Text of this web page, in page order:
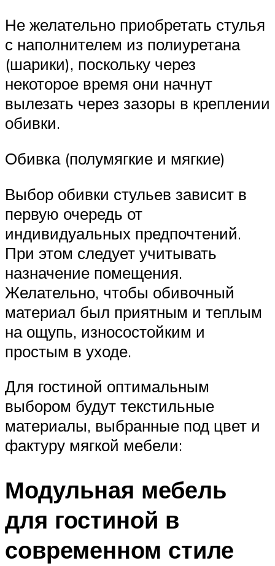
Не желательно приобретать стулья
с наполнителем из полиуретана
(шарики), поскольку через
некоторое время они начнут
вылезать через зазоры в креплении
обивки.
Обивка (полумягкие и мягкие)
Выбор обивки стульев зависит в
первую очередь от
индивидуальных предпочтений.
При этом следует учитывать
назначение помещения.
Желательно, чтобы обивочный
материал был приятным и теплым
на ощупь, износостойким и
простым в уходе.
Для гостиной оптимальным
выбором будут текстильные
материалы, выбранные под цвет и
фактуру мягкой мебели:
Модульная мебель
для гостиной в
современном стиле